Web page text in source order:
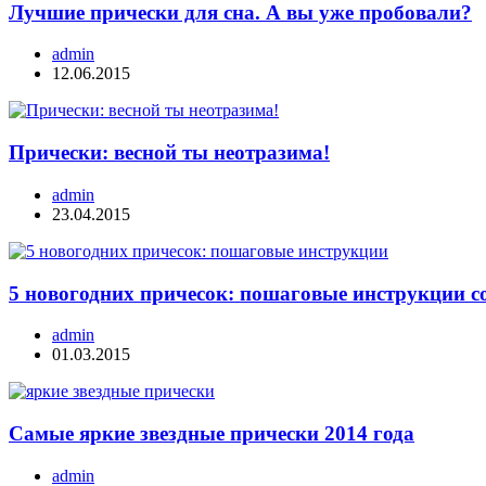
Лучшие прически для сна. А вы уже пробовали?
admin
12.06.2015
Прически: весной ты неотразима!
admin
23.04.2015
5 новогодних причесок: пошаговые инструкции
admin
01.03.2015
Самые яркие звездные прически 2014 года
admin